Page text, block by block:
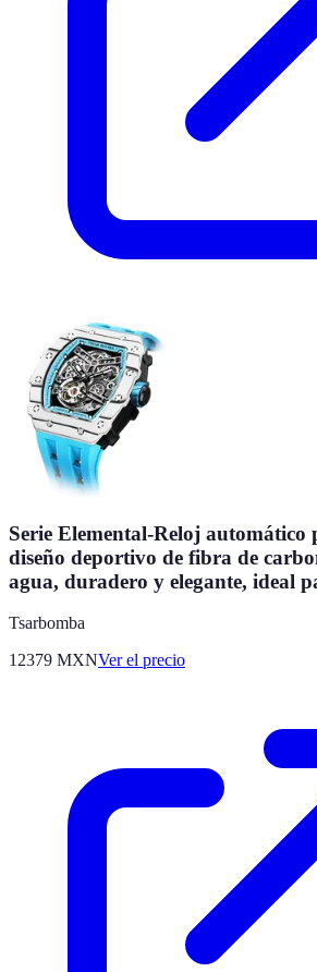
Serie Elemental-Reloj automático
diseño deportivo de fibra de
agua, duradero y elegante, ideal
Tsarbomba
12379 MXNVer el precio